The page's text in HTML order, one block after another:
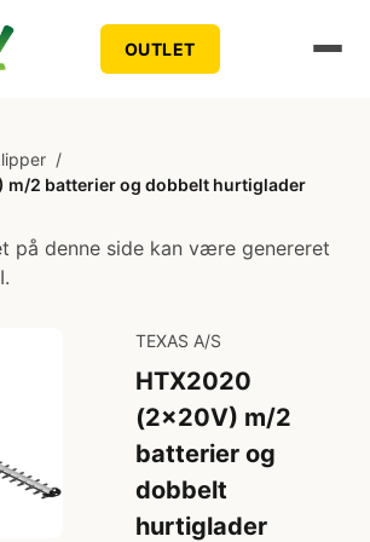
OUTLET
/
m/2 batterier og dobbelt hurtiglader
på denne side kan være genereret
TEXAS A/S
HTX2020
(2x20V) m/2
batterier og
dobbelt
hurtiglader